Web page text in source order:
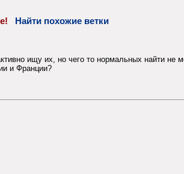
Найти похожие ветки
ищу их, но чего то нормальных найти
и Франции?